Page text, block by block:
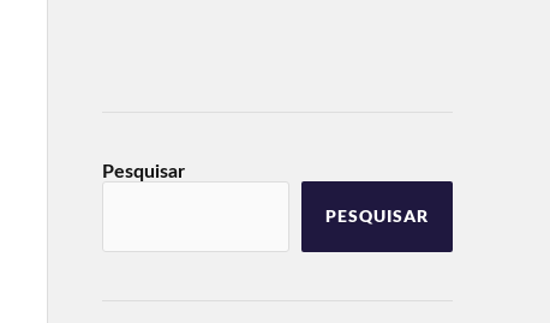
Pesquisar
PESQUISAR